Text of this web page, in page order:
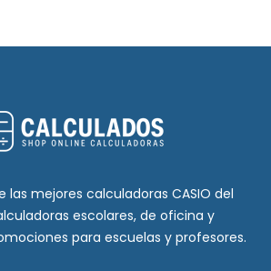
las mejores calculadoras CASIO del
escolares, de oficina y
para escuelas y profesores.